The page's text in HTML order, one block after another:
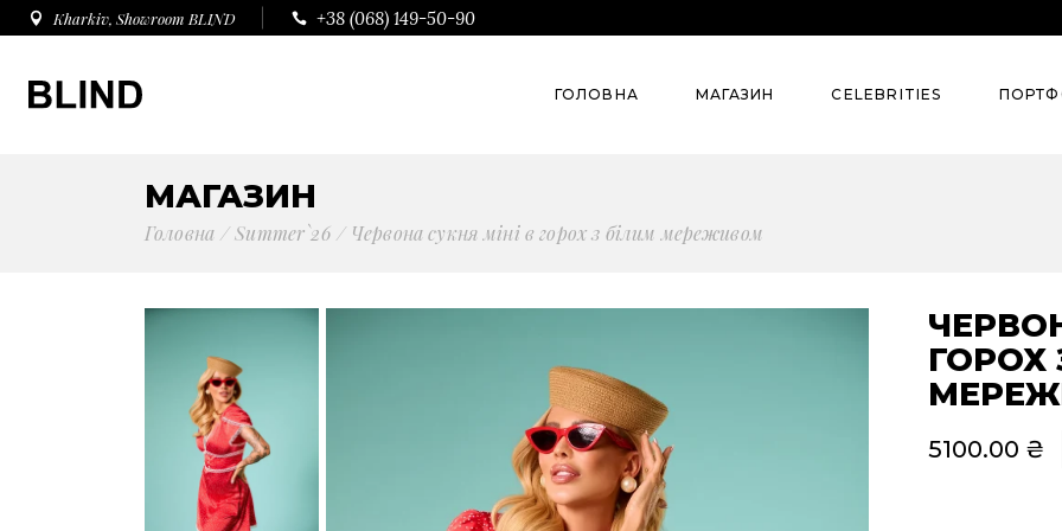
Kharkiv, Showroom BLIND +38 (068) 149-50-90
ГОЛОВНА МАГАЗИН
Pre-Spring’26
СELEBRITIES
Summer`26
Сlassic
Всі товари
Костюми
Сукні
МАГАЗИН
Головна Summer`26 Червона сукня міні в горох з білим мереживом
ГОРОХ
5100.00 ₴